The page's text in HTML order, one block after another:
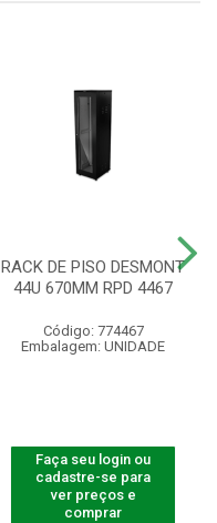
RACK DE PISO DESMONT
44U 670MM RPD 4467
Código: 774467
Embalagem: UNIDADE
Faça seu login ou
cadastre-se para
ver preços e
comprar